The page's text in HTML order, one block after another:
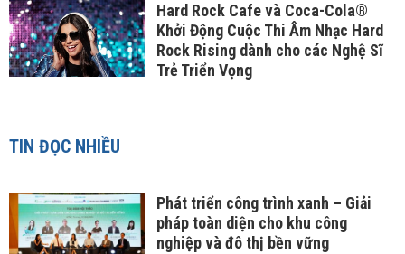
Hard Rock Cafe và Coca-Cola®
Khởi Động Cuộc Thi Âm Nhạc Hard
Rock Rising dành cho các Nghệ Sĩ
Trẻ Triển Vọng
TIN ĐỌC NHIỀU
Phát triển công trình xanh – Giải
pháp toàn diện cho khu công
nghiệp và đô thị bền vững